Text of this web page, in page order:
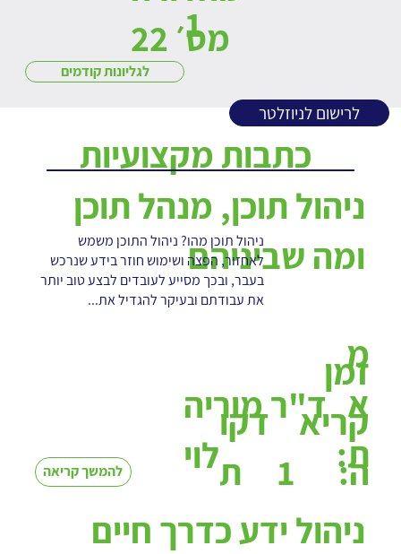
מס׳ 22
לגליונות קודמים
1
לרישום לניוזלטר
ניהול תוכן, מנהל תוכן
ומה שביניהםניהול תוכן מהו? ניהול התוכן משמש
לאחזור, הפצה ושימוש חוזר בידע שנרכש
בעבר, ובכך מסייע לעובדים לבצע טוב יותר
את עבודתם ובעיקר להגדיל את...
ד"ר מוריה
לוי
מ
א
ת:
להמשך קריאה
דקו
ת
זמן
קריא
ה:
1
ניהול ידע כדרך חיים
כתבות מקצועיות